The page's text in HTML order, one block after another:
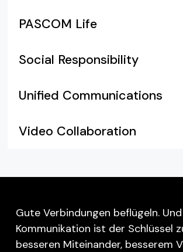
PASCOM Life
Social Responsibility
Unified Communications
Video Collaboration
Gute Verbindungen beflügeln.
Kommunikation ist der Schlüssel
besseren Miteinander, besserem